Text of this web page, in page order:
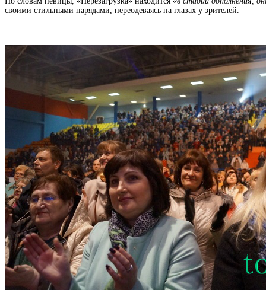
своими стильными нарядами, переодеваясь на глазах у зрителей.